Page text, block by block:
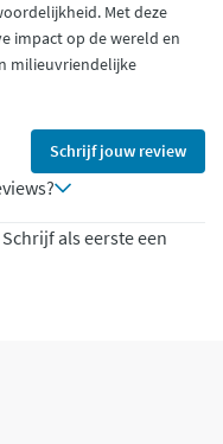
Met deze
impact op de wereld en
milieuvriendelijke
Schrijf jouw review
als eerste een